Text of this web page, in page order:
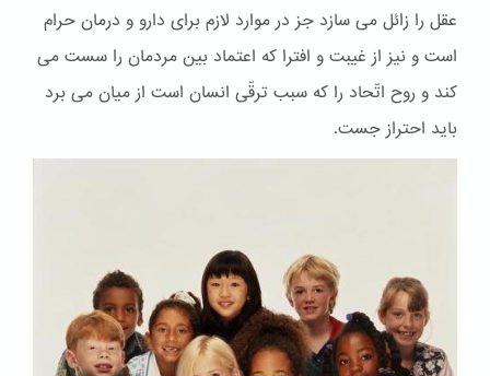
عقل را زائل می سازد جز در موارد لازم برای دارو و درمان حرام
است و نیز از غیبت و افترا که اعتماد بین مردمان را سست می
کند و روح اتّحاد را که سبب ترقّی انسان است از میان می برد
باید احتراز جست.